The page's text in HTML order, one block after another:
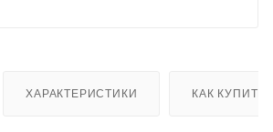
ХАРАКТЕРИСТИКИ КАК КУПИТЬ